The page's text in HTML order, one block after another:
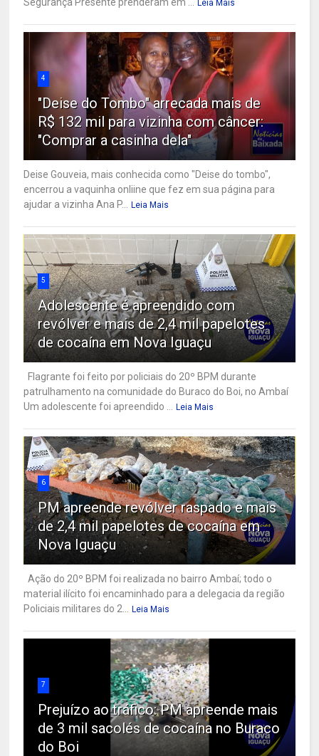
Leia Mais
4
"Deise do Tombo" arrecada mais de
R$ 132 mil para vizinha com câncer:
"Comprar a casinha dela"
Deise Gouveia, mais conhecida como "Deise do tombo",
encerrou a vaquinha onliine que fez em sua página para
ajudar a vizinha Ana P...
Leia Mais
5
Adolescente é apreendido com
revólver e mais de 2,4 mil papelotes
de cocaína em Nova Iguaçu
Flagrante foi feito por policiais do 20º BPM durante
patrulhamento na comunidade do Buraco do Boi, no Ambaí
Um adolescente foi apreendido ...
Leia Mais
6
PM apreende revólver raspado e mais
de 2,4 mil papelotes de cocaína em
Nova Iguaçu
Ação do 20º BPM foi realizada no bairro Ambaí; todo o
material ilícito foi encaminhado para a delegacia da região
Policiais militares do 2...
Leia Mais
7
Prejuízo ao tráfico: PM apreende mais
de 3 mil sacolés de cocaína no Buraco
do Boi